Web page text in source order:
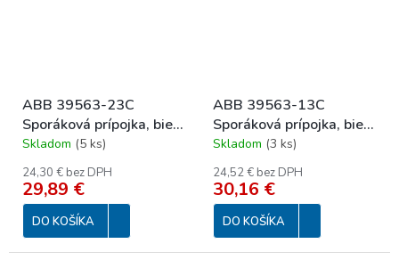
ABB 39563-23C
Sporáková prípojka, biela
pod omietku
Skladom (5 ks)
24,30 € bez DPH
29,89 €
DO KOŠÍKA
ABB 39563-13C
Sporáková prípojka, biela
na omietku
Skladom (3 ks)
24,52 € bez DPH
30,16 €
DO KOŠÍKA